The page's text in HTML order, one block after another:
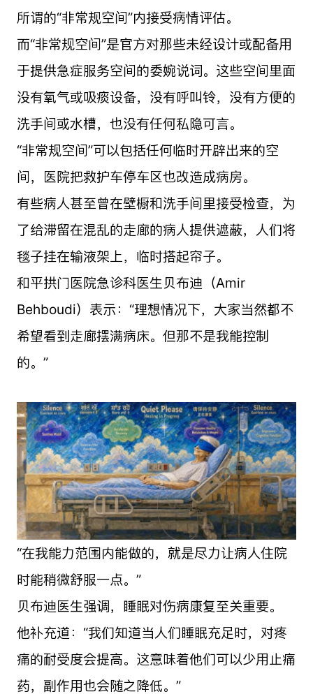
所谓的“非常规空间”内接受病情评估。
而“非常规空间”是官方对那些未经设计或配备用
于提供急症服务空间的委婉说词。这些空间里面
没有氧气或吸痰设备，没有呼叫铃，没有方便的
洗手间或水槽，也没有任何私隐可言。
“非常规空间”可以包括任何临时开辟出来的空
间，医院把救护车停车区也改造成病房。
有些病人甚至曾在壁橱和洗手间里接受检查，为
了给滞留在混乱的走廊的病人提供遮蔽，人们将
毯子挂在输液架上，临时搭起帘子。
和平拱门医院急诊科医生贝布迪（Amir
Behboudi）表示：“理想情况下，大家当然都不
希望看到走廊摆满病床。但那不是我能控制
的。”
“在我能力范围内能做的，就是尽力让病人住院
时能稍微舒服一点。”
贝布迪医生强调，睡眠对伤病康复至关重要。
他补充道：“我们知道当人们睡眠充足时，对疼
痛的耐受度会提高。这意味着他们可以少用止痛
药，副作用也会随之降低。”